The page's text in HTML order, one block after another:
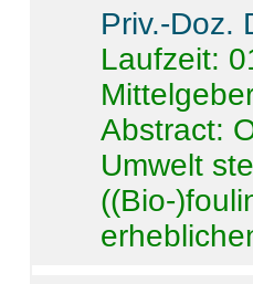
Priv.-Doz.
Laufzeit:
Abstract:
Umwelt
((Bio-